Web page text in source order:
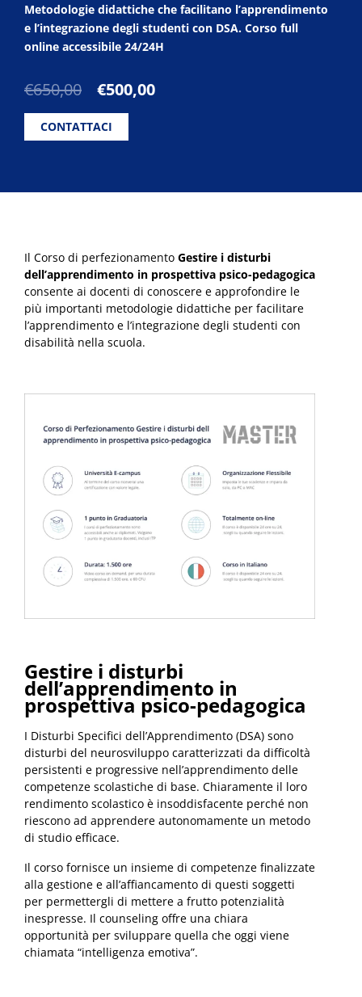
Metodologie didattiche che facilitano l’apprendimento
e l’integrazione degli studenti con DSA. Corso full
online accessibile 24/24H
€650,00
Il
originale
era:
€500,00Il
CONTATTACI
Il Corso di perfezionamento Gestire i disturbi
dell’apprendimento in prospettiva psico-pedagogica
consente ai docenti di conoscere e approfondire le
più importanti metodologie didattiche per facilitare
l’apprendimento e l’integrazione degli studenti con
disabilità nella scuola.
Gestire i disturbi
dell’apprendimento in
prospettiva psico-pedagogica
I Disturbi Specifici dell’Apprendimento (DSA) sono
disturbi del neurosviluppo caratterizzati da difficoltà
persistenti e progressive nell’apprendimento delle
competenze scolastiche di base. Chiaramente il loro
rendimento scolastico è insoddisfacente perché non
riescono ad apprendere autonomamente un metodo
di studio efficace.
Il corso fornisce un insieme di competenze finalizzate
alla gestione e all’affiancamento di questi soggetti
per permettergli di mettere a frutto potenzialità
inespresse. Il counseling offre una chiara
opportunità per sviluppare quella che oggi viene
chiamata “intelligenza emotiva”.